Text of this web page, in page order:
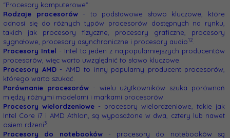
“Procesory komputerowe”:
Rodzaje procesorów- to podstawowe słowo kluczowe, które
odnosi się do różnych typów procesorów dostępnych na rynku,
takich jak procesory fizyczne, procesory graficzne, procesory
sygnałowe, procesory asynchroniczne i procesory audio12.
Procesory Intel - Intel to jeden z najpopularniejszych producentów
procesorów, więc warto uwzględnić to słowo kluczowe.
Procesory AMD- AMD to inny popularny producent procesorów,
którego warto szukać.
Porównanie procesorów- wielu użytkowników szuka porównań
między różnymi modelami i markami procesorów.
Procesory wielordzeniowe - procesory wielordzeniowe, takie jak
Intel Core i7 i AMD Athlon, są wyposażone w dwa, cztery lub nawet
osiem rdzeni3.
Procesory do notebooków- procesory do notebooków są